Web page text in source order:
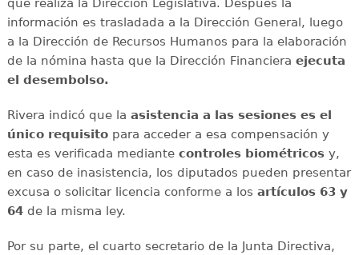
que realiza la Dirección Legislativa. Después la
información es trasladada a la Dirección General, luego
a la Dirección de Recursos Humanos para la elaboración
de la nómina hasta que la Dirección Financiera ejecuta
el desembolso.
Rivera indicó que la asistencia a las sesiones es el
único requisitopara acceder a esa compensación y
esta es verificada mediante controles biométricosy,
en caso de inasistencia, los diputados pueden presentar
excusa o solicitar licencia conforme a los artículos 63 y
64de la misma ley.
Por su parte, el cuarto secretario de la Junta Directiva,